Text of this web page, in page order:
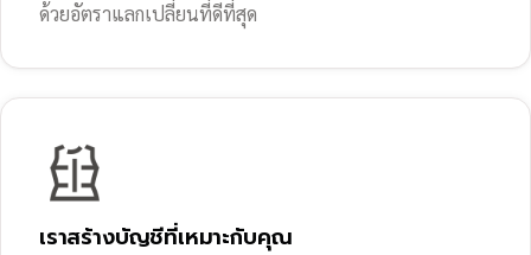
ด้วยอัตราแลกเปลี่ยนที่ดีที่สุด
เราสร้างบัญชีที่เหมาะกับคุณ